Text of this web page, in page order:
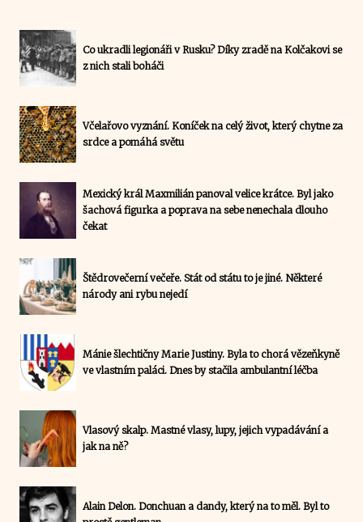
Co ukradli legionáři v Rusku? Díky zradě na Kolčakovi se
z nich stali boháči
Včelařovo vyznání. Koníček na celý život, který chytne za
srdce a pomáhá světu
Mexický král Maxmilián panoval velice krátce. Byl jako
šachová figurka a poprava na sebe nenechala dlouho
čekat
Štědrovečerní večeře. Stát od státu to je jiné. Některé
národy ani rybu nejedí
Mánie šlechtičny Marie Justiny. Byla to chorá vězeňkyně
ve vlastním paláci. Dnes by stačila ambulantní léčba
Vlasový skalp. Mastné vlasy, lupy, jejich vypadávání a
jak na ně?
Alain Delon. Donchuan a dandy, který na to měl. Byl to